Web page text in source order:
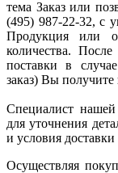
тема Заказ или
(495) 987-22-32, с
Продукция или
количества.
поставки в
заказ) Вы получите
Специалист
для уточнения
и условия
Осуществляя